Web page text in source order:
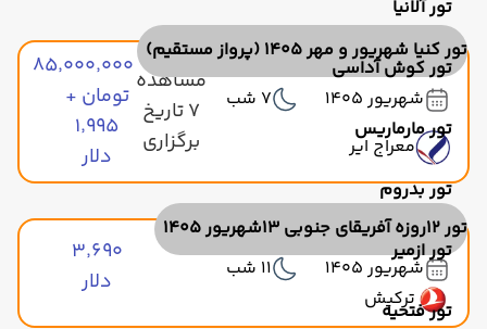
تور آلانیا
تور کوش آداسی
تور مارماریس
تور بدروم
تور ازمیر
تور فتحیه
تور کنیا شهریور و مهر 1405 (پرواز مستقیم)
شهریور 1405
7 شب
معراج ایر
مشاهده
7 تاریخ
برگزاری
۸۵٬۰۰۰٬۰۰۰
تومان +
۱٬۹۹۵
دلار
تور 12روزه آفریقای جنوبی 13شهریور 1405
شهریور 1405
11 شب
ترکیش
۳٬۶۹۰
دلار